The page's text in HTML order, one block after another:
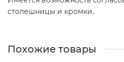
столешницы и кромки.
Похожие товары